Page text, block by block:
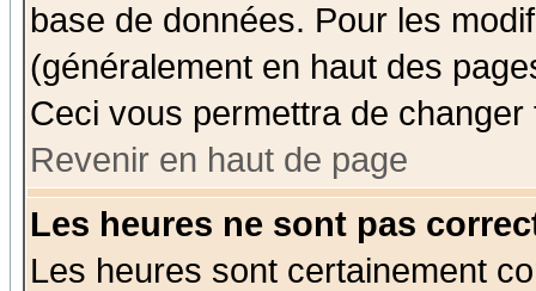
base de données. Pour les
(généralement en haut des
Ceci vous permettra de
Revenir en haut de page
Les heures ne sont pas
Les heures sont certainement